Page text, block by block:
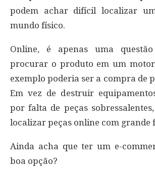
podem achar difícil localizar
mundo físico.
Online, é apenas uma
procurar o produto em um
exemplo poderia ser a compra de
Em vez de destruir
por falta de peças
localizar peças online com grande
Ainda acha que ter um e-
boa opção?